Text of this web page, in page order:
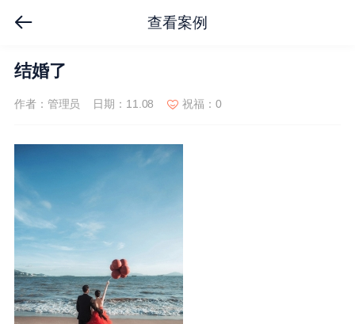
查看案例
结婚了
作者：管理员 日期：11.08 祝福：0